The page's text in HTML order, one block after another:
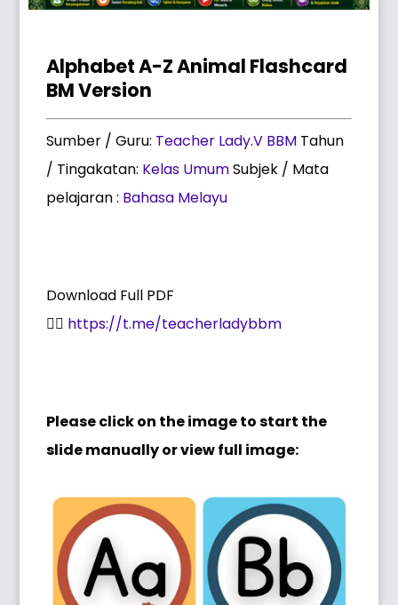
Alphabet A-Z Animal Flashcard
BM Version
Sumber / Guru: Teacher Lady.V BBM Tahun
/ Tingakatan: Kelas UmumSubjek / Mata
pelajaran : Bahasa Melayu
Download Full PDF
👉🏻 https://t.me/teacherladybbm
Please click on the image to start the
slide manually or view full image: